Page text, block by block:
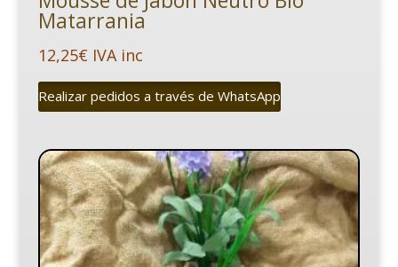
Matarrania
12,25€ IVA inc
Realizar pedidos a través de WhatsApp